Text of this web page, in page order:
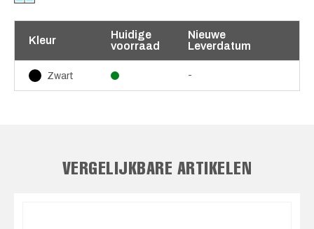
Kleur
Huidige
voorraad
Nieuwe
Leverdatum
Zwart -
VERGELIJKBARE ARTIKELEN